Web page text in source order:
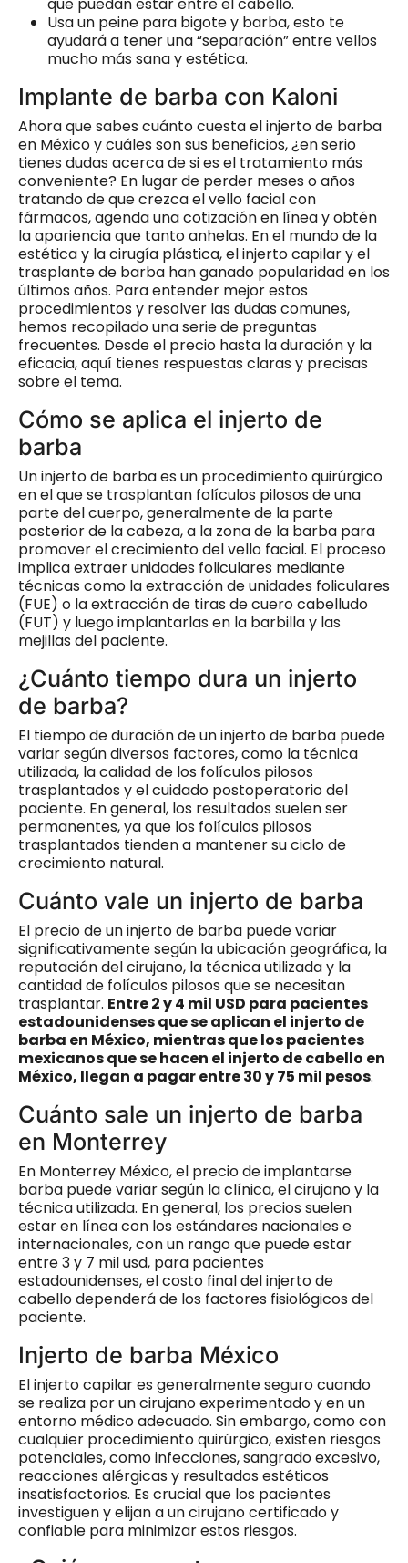
Usa un peine para bigote y barba, esto te
ayudará a tener una “separación” entre vellos
mucho más sana y estética.
Implante de barba con Kaloni
Ahora que sabes cuánto cuesta el injerto de barba
en México y cuáles son sus beneficios, ¿en serio
tienes dudas acerca de si es el tratamiento más
conveniente? En lugar de perder meses o años
tratando de que crezca el vello facial con
fármacos, agenda una cotización en línea y obtén
la apariencia que tanto anhelas. En el mundo de la
estética y la cirugía plástica, el injerto capilar y el
trasplante de barba han ganado popularidad en los
últimos años. Para entender mejor estos
procedimientos y resolver las dudas comunes,
hemos recopilado una serie de preguntas
frecuentes. Desde el precio hasta la duración y la
eficacia, aquí tienes respuestas claras y precisas
sobre el tema.
Cómo se aplica el injerto de
barba
Un injerto de barba es un procedimiento quirúrgico
en el que se trasplantan folículos pilosos de una
parte del cuerpo, generalmente de la parte
posterior de la cabeza, a la zona de la barba para
promover el crecimiento del vello facial. El proceso
implica extraer unidades foliculares mediante
técnicas como la extracción de unidades foliculares
(FUE) o la extracción de tiras de cuero cabelludo
(FUT) y luego implantarlas en la barbilla y las
mejillas del paciente.
¿Cuánto tiempo dura un injerto
de barba?
El tiempo de duración de un injerto de barba puede
variar según diversos factores, como la técnica
utilizada, la calidad de los folículos pilosos
trasplantados y el cuidado postoperatorio del
paciente. En general, los resultados suelen ser
permanentes, ya que los folículos pilosos
trasplantados tienden a mantener su ciclo de
crecimiento natural.
Cuánto vale un injerto de barba
El precio de un injerto de barba puede variar
significativamente según la ubicación geográfica, la
reputación del cirujano, la técnica utilizada y la
cantidad de folículos pilosos que se necesitan
trasplantar. Entre 2 y 4 mil USD para pacientes
estadounidenses que se aplican el injerto de
barba en México, mientras que los pacientes
mexicanos que se hacen el injerto de cabello en
México, llegan a pagar entre 30 y 75 mil pesos.
Cuánto sale un injerto de barba
en Monterrey
En Monterrey México, el precio de implantarse
barba puede variar según la clínica, el cirujano y la
técnica utilizada. En general, los precios suelen
estar en línea con los estándares nacionales e
internacionales, con un rango que puede estar
entre 3 y 7 mil usd, para pacientes
estadounidenses, el costo final del injerto de
cabello dependerá de los factores fisiológicos del
paciente.
Injerto de barba México
El injerto capilar es generalmente seguro cuando
se realiza por un cirujano experimentado y en un
entorno médico adecuado. Sin embargo, como con
cualquier procedimiento quirúrgico, existen riesgos
potenciales, como infecciones, sangrado excesivo,
reacciones alérgicas y resultados estéticos
insatisfactorios. Es crucial que los pacientes
investiguen y elijan a un cirujano certificado y
confiable para minimizar estos riesgos.